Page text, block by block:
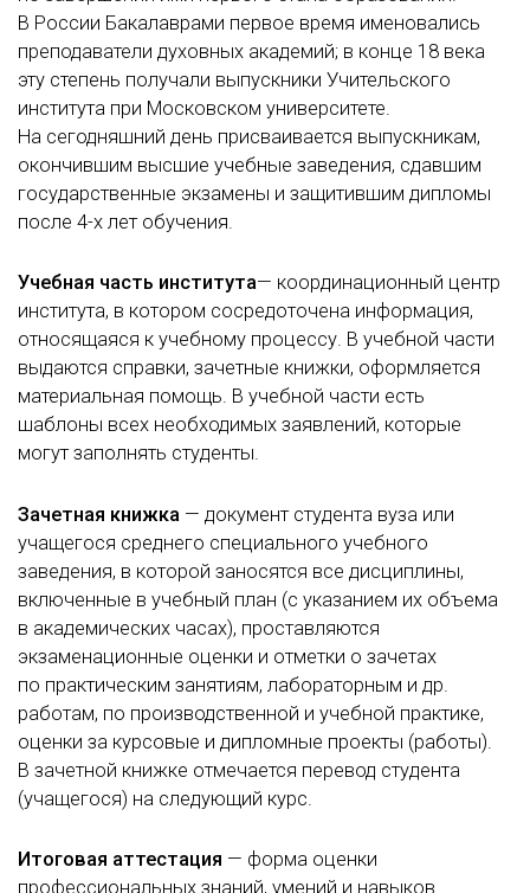
В России Бакалаврами первое время именовались
преподаватели духовных академий; в конце 18 века
эту степень получали выпускники Учительского
института при Московском университете.
На сегодняшний день присваивается выпускникам,
окончившим высшие учебные заведения, сдавшим
государственные экзамены и защитившим дипломы
после 4-х лет обучения.
Учебная часть института— координационный центр
института, в котором сосредоточена информация,
относящаяся к учебному процессу. В учебной части
выдаются справки, зачетные книжки, оформляется
материальная помощь. В учебной части есть
шаблоны всех необходимых заявлений, которые
могут заполнять студенты.
Зачетная книжка — документ студента вуза или
учащегося среднего специального учебного
заведения, в которой заносятся все дисциплины,
включенные в учебный план (с указанием их объема
в академических часах), проставляются
экзаменационные оценки и отметки о зачетах
по практическим занятиям, лабораторным и др.
работам, по производственной и учебной практике,
оценки за курсовые и дипломные проекты (работы).
В зачетной книжке отмечается перевод студента
(учащегося) на следующий курс.
Итоговая аттестация — форма оценки
профессиональных знаний, умений и навыков